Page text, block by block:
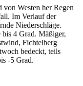
Westen her Regen
Im Verlauf der
Niederschläge.
4 Grad. Mäßiger,
Fichtelberg
bedeckt, teils
-5 Grad.